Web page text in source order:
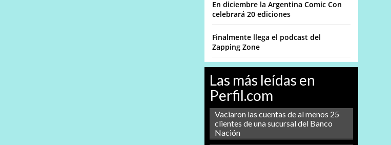
En diciembre la Argentina Comic Con
celebrará 20 ediciones
Finalmente llega el podcast del
Zapping Zone
Las más leídas en
Perfil.com
Vaciaron las cuentas de al menos 25
clientes de una sucursal del Banco
Nación